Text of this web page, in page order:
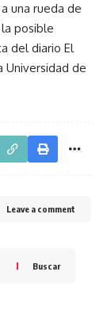
una rueda de
posible
del diario El
Universidad de
Leave a comment
Buscar